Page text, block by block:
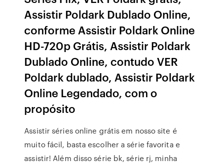
Assistir Poldark Dublado Online,
conforme Assistir Poldark Online
HD-720p Grátis, Assistir Poldark
Dublado Online, contudo VER
Poldark dublado, Assistir Poldark
Online Legendado, com o
propósito
Assistir séries online grátis em nosso site é
muito fácil, basta escolher a série favorita e
assistir! Além disso série bk, série rj, minha